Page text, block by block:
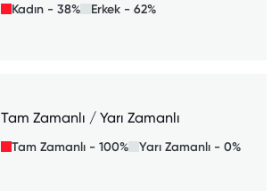
Kadın - 38% Erkek - 62%
Tam Zamanlı / Yarı Zamanlı
Tam Zamanlı - 100% Yarı Zamanlı - 0%